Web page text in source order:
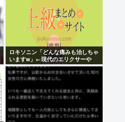
ロキソニン「どんな痛みも治しちゃ
いますw」←現代のエリクサーや
ろ…